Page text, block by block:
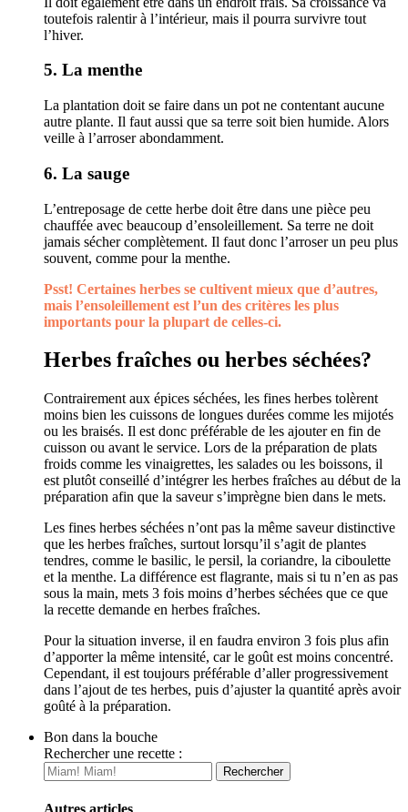
toutefois ralentir à l’intérieur, mais il pourra survivre tout
l’hiver.
5. La menthe
La plantation doit se faire dans un pot ne contentant aucune
autre plante. Il faut aussi que sa terre soit bien humide. Alors
veille à l’arroser abondamment.
6. La sauge
L’entreposage de cette herbe doit être dans une pièce peu
chauffée avec beaucoup d’ensoleillement. Sa terre ne doit
jamais sécher complètement. Il faut donc l’arroser un peu plus
souvent, comme pour la menthe.
Psst! Certaines herbes se cultivent mieux que d’autres,
mais l’ensoleillement est l’un des critères les plus
importants pour la plupart de celles-ci.
Herbes fraîches ou herbes séchées?
Contrairement aux épices séchées, les fines herbes tolèrent
moins bien les cuissons de longues durées comme les mijotés
ou les braisés. Il est donc préférable de les ajouter en fin de
cuisson ou avant le service. Lors de la préparation de plats
froids comme les vinaigrettes, les salades ou les boissons, il
est plutôt conseillé d’intégrer les herbes fraîches au début de la
préparation afin que la saveur s’imprègne bien dans le mets.
Les fines herbes séchées n’ont pas la même saveur distinctive
que les herbes fraîches, surtout lorsqu’il s’agit de plantes
tendres, comme le basilic, le persil, la coriandre, la ciboulette
et la menthe. La différence est flagrante, mais si tu n’en as pas
sous la main, mets 3 fois moins d’herbes séchées que ce que
la recette demande en herbes fraîches.
Pour la situation inverse, il en faudra environ 3 fois plus afin
d’apporter la même intensité, car le goût est moins concentré.
Cependant, il est toujours préférable d’aller progressivement
dans l’ajout de tes herbes, puis d’ajuster la quantité après avoir
goûté à la préparation.
Bon dans la bouche
Rechercher une recette :
Autres articles